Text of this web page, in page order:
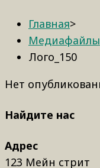
Главная>
Медиафайлы
Лого_150
Нет
Найдите нас
Адрес
123 Мейн стрит